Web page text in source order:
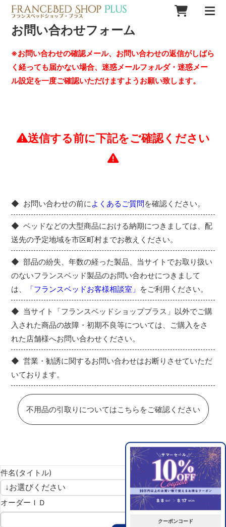
クーポンコード
お問い合わせフォーム
※お問い合わせの確認メール、お問い合わせの返信がしばら
く経っても届かない場合、迷惑メールフォルダ・迷惑メー
ル設定を一度ご確認いただけますようお願い致します。
送信する前に下記をご確認ください
お問い合わせの前に よくあるご質問を確認ください。
ベッドなどの大型商品における納期につきましては、配
送先の予定地域を市区町村までお教えください。
部品の紛失、年数の経った製品、当サイトでお取り扱い
のないフランスベッド製品のお問い合わせにつきまして
は、
「フランスベッドお客様相談室」 をご利用ください。
当サイト「フランスベッドショッププラス」以外でご購
入された商品の故障・初期不良等については、ご購入をさ
れた店舗様へお問い合わせください。
営業・勧誘に関するお問い合わせはお断りさせていただ
いております。
不用品の引取りについてはこちらをご確認ください
件名(タイトル)
オーダーＩＤ